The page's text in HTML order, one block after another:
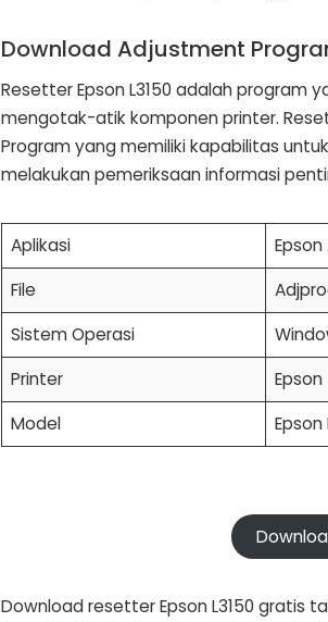
Download Adjustment
Resetter Epson L3150 adalah program
mengotak-atik komponen printer.
Program yang memiliki kapabilitas
melakukan pemeriksaan informasi
Aplikasi
File
Sistem Operasi
Printer
Epson
Model
Epson
Download resetter Epson L3150 gratis